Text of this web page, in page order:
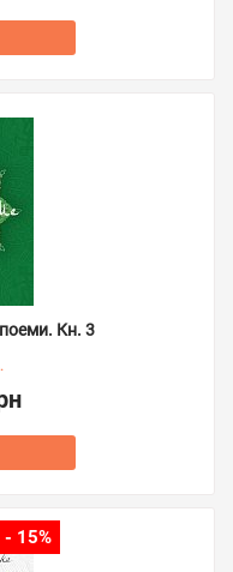
Кн. 3
- 15%